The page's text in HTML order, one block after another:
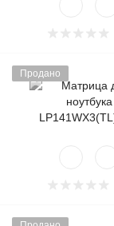
Продано